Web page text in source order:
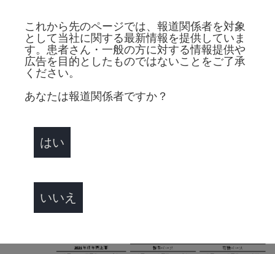
第4四半期におけるラピッドダイアグノスティクス事業の
米国外売上高は、新型コロナウイルス感染症検査関連の売
上高が前年比で減少したことにより、悪影響を受けまし
た。新型コロナウイルス感染症検査関連の売上高を除く、
ラピッドダイアグノスティクス事業の米国外売上高は、決
算報告ベースで9.7%増、有機ベースで10.3%増となりま
エスタブリッシュ医薬品
これから先のページでは、報道関係者を対象
として当社に関する最新情報を提供していま
す。患者さん・一般の方に対する情報提供や
広告を目的としたものではないことをご了承
ください。
あなたは報道関係者ですか？
はい
いいえ